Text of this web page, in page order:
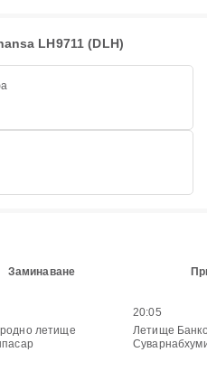
LH9711 (DLH)
Заминаване
летище
20:05
Летище